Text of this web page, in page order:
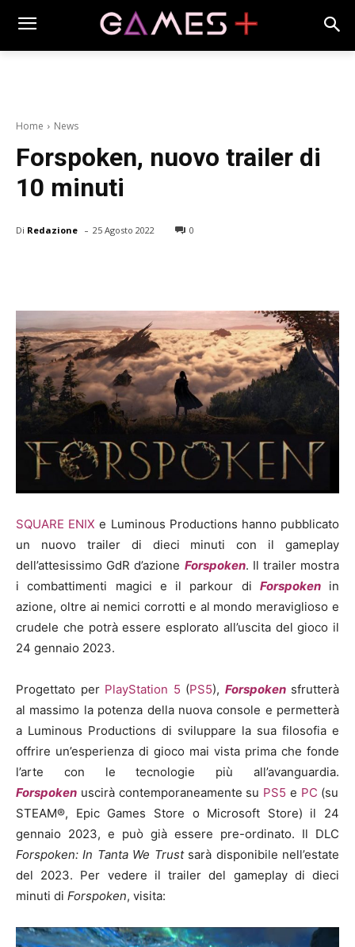
Home News
Forspoken, nuovo trailer di
10 minuti
Di Redazione - 25 Agosto 2022 0
SQUARE ENIX e Luminous Productions hanno pubblicato
un nuovo trailer di dieci minuti con il gameplay
dell’attesissimo GdR d’azione Forspoken. Il trailer mostra
i combattimenti magici e il parkour di Forspokenin
azione, oltre ai nemici corrotti e al mondo meraviglioso e
crudele che potrà essere esplorato all’uscita del gioco il
24 gennaio 2023.
Progettato per PlayStation 5 (PS5), Forspokensfrutterà
al massimo la potenza della nuova console e permetterà
a Luminous Productions di sviluppare la sua filosofia e
offrire un’esperienza di gioco mai vista prima che fonde
l’arte con le tecnologie più all’avanguardia.
Forspoken uscirà contemporaneamente su PS5 e PC (su
STEAM®, Epic Games Store o Microsoft Store) il 24
gennaio 2023, e può già essere pre-ordinato. Il DLC
Forspoken: In Tanta We Trustsarà disponibile nell’estate
del 2023. Per vedere il trailer del gameplay di dieci
minuti di Forspoken, visita: